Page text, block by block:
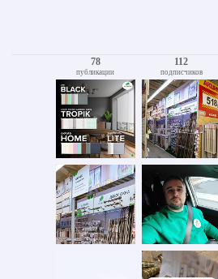
78
публикации
112
подписчиков